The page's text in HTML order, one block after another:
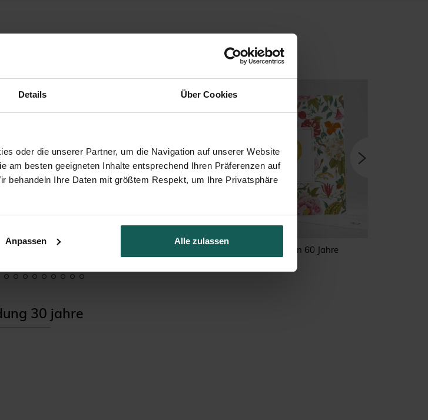
Details Über Cookies
oder die unserer Partner, um die Navigation auf unserer Website
am besten geeigneten Inhalte entsprechend Ihren Präferenzen auf
behandeln Ihre Daten mit größtem Respekt, um Ihre Privatsphäre
Anpassen Alle zulassen
Bunte Blumen 60 Jahre
30 jahre